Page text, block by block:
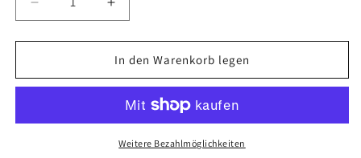
Verringere
die
Menge
SAMI
Erhöhe
die
Menge
für
SAMI
In den Warenkorb legen
Weitere Bezahlmöglichkeiten